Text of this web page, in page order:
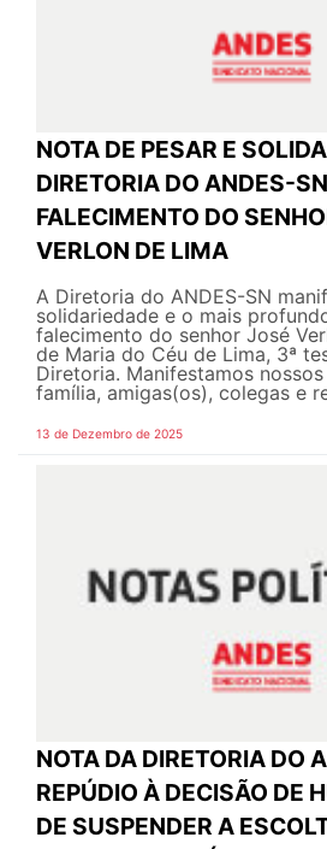
NOTA DE PESAR E
DIRETORIA DO ANDES-
FALECIMENTO DO
VERLON DE LIMA
A Diretoria do ANDES-SN
solidariedade e o mais
falecimento do senhor José
de Maria do Céu de Lima, 3ª
Diretoria. Manifestamos
família, amigas(os), colegas e
13 de Dezembro de 2025
NOTA DA DIRETORIA DO
REPÚDIO À DECISÃO DE
DE SUSPENDER A